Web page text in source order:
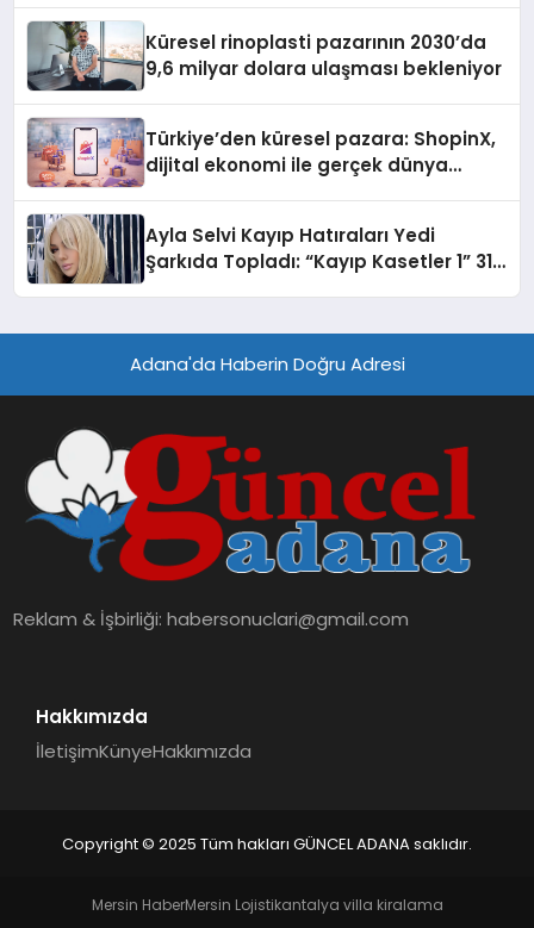
Küresel rinoplasti pazarının 2030’da
9,6 milyar dolara ulaşması bekleniyor
Türkiye’den küresel pazara: ShopinX,
dijital ekonomi ile gerçek dünya
Ayla Selvi Kayıp Hatıraları Yedi
Şarkıda Topladı: “Kayıp Kasetler 1” 31
Adana'da Haberin Doğru Adresi
Reklam & İşbirliği:habersonuclari@gmail.com
Hakkımızda
İletişimKünyeHakkımızda
Copyright © 2025 Tüm hakları GÜNCEL ADANA saklıdır.
Mersin HaberMersin Lojistikantalya villa kiralama